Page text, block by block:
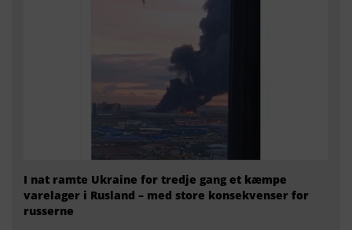
I nat ramte Ukraine for tredje gang et kæmpe
varelager i Rusland – med store konsekvenser for
russerne